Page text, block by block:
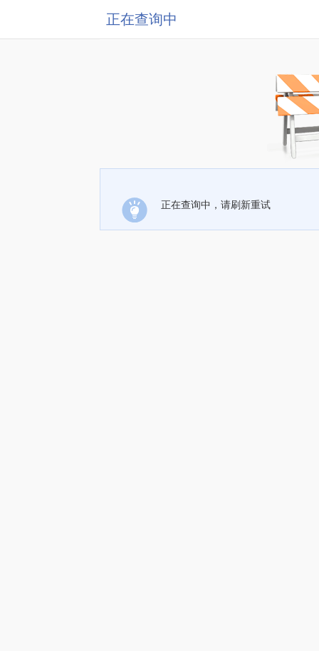
正在查询中
正在查询中，请刷新重试